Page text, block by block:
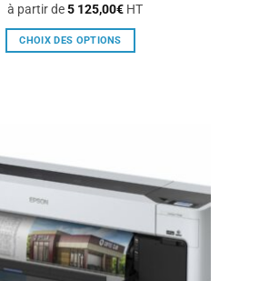
à partir de5 125,00€ HT
CHOIX DES OPTIONS
options
peuvent
choisies
sur
la